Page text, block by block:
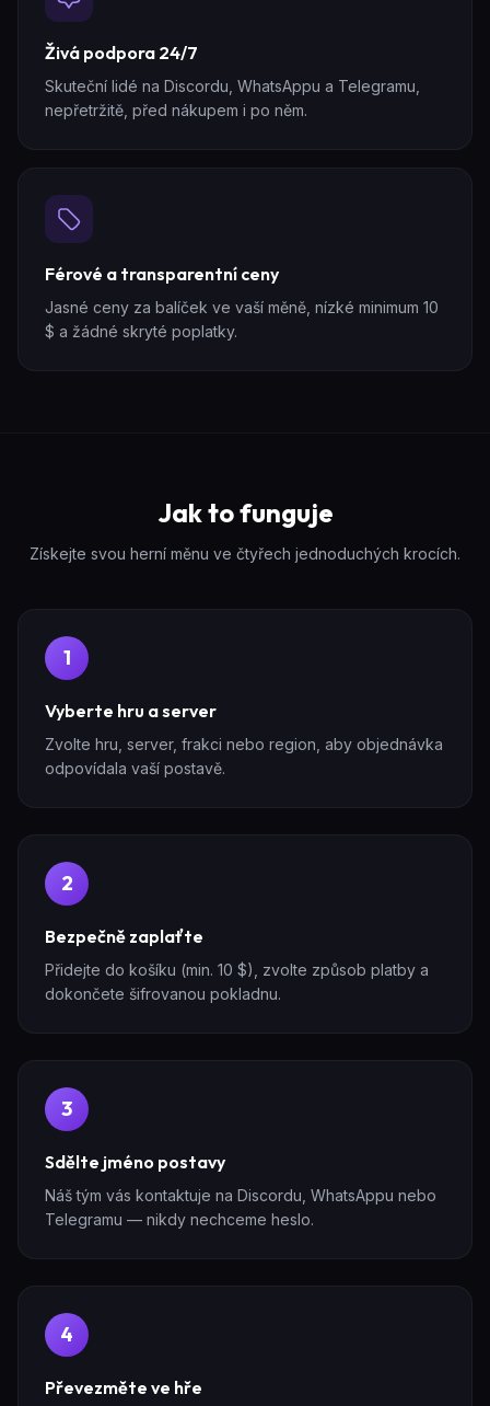
Živá podpora 24/7
Skuteční lidé na Discordu, WhatsAppu a Telegramu,
nepřetržitě, před nákupem i po něm.
Férové a transparentní ceny
Jasné ceny za balíček ve vaší měně, nízké minimum 10
$ a žádné skryté poplatky.
Jak to funguje
Získejte svou herní měnu ve čtyřech jednoduchých krocích.
1
Vyberte hru a server
Zvolte hru, server, frakci nebo region, aby objednávka
odpovídala vaší postavě.
2
Bezpečně zaplaťte
Přidejte do košíku (min. 10 $), zvolte způsob platby a
dokončete šifrovanou pokladnu.
3
Sdělte jméno postavy
Náš tým vás kontaktuje na Discordu, WhatsAppu nebo
Telegramu — nikdy nechceme heslo.
4
Převezměte ve hře